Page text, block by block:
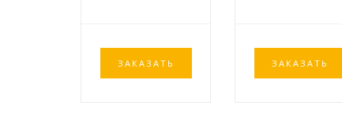
ЗАКАЗАТЬ ЗАКАЗАТЬ